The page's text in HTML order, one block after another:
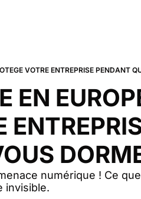
VOTRE ENTREPRISE PENDANT
EN
numérique ! Ce
invisible.